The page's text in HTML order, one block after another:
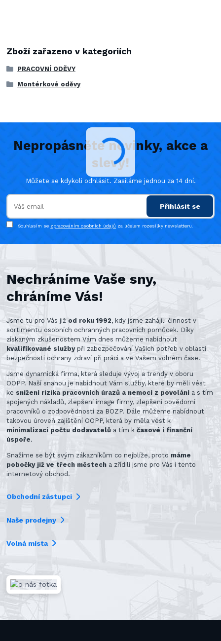
Zboží zařazeno v kategoriích
PRACOVNÍ ODĚVY
Montérkové oděvy
Nepropásněte novinky, akce a
slevy!
Můžete se kdykoli odhlásit. Zasíláme jednou za 14 dní.
Přihlásit se
Souhlasím se zpracováním osobních údajů za účelem rozesílky newsletteru.
Nechráníme Vaše sny,
chráníme Vás!
Jsme tu pro Vás již od roku 1992, kdy jsme zahájili činnost v
sortimentu osobních ochranných pracovních pomůcek. Díky
získaným zkušenostem Vám dnes můžeme nabídnout
kvalifikované službypři zabezpečování Vašich potřeb v oblasti
bezpečnosti ochrany zdraví při práci a ve Vašem volném čase.
Jsme dynamická firma, která sleduje vývoj a trendy v oboru
OOPP. Naší snahou je nabídnout Vám služby, které by měli vést
ke snížení rizika pracovních úrazů a nemocí z povolání a s tím
spojených nákladů, zlepšení image firmy, zlepšení povědomí
pracovníků o zodpovědnosti za BOZP. Dále můžeme nabídnout
takovou úroveň zajištění OOPP, která by měla vést k
minimalizaci počtu dodavatelů a tím kčasové i finanční
úspoře.
Snažíme se být svým zákazníkům co nejblíže, proto máme
pobočky již ve třech městech a zřídili jsme pro Vás i tento
internetový obchod.
Obchodní zástupci
Naše prodejny
Volná místa